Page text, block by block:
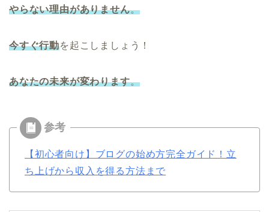
やらない理由がありません。
今すぐ行動を起こしましょう！
あなたの未来が変わります。
【初心者向け】ブログの始め方完全ガイド！立
ち上げから収入を得る方法まで